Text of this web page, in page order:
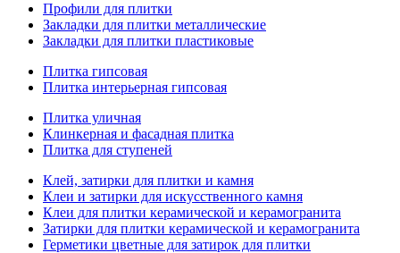
Профили для плитки
Закладки для плитки металлические
Закладки для плитки пластиковые
Плитка гипсовая
Плитка интерьерная гипсовая
Плитка уличная
Клинкерная и фасадная плитка
Плитка для ступеней
Клей, затирки для плитки и камня
Клеи и затирки для искусственного камня
Клеи для плитки керамической и керамогранита
Затирки для плитки керамической и керамогранита
Герметики цветные для затирок для плитки